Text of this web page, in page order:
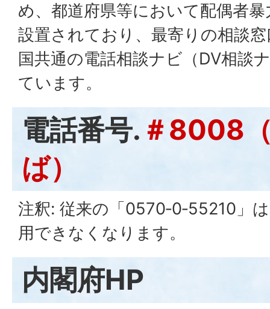
め、都道府県等において配偶者
設置されており、最寄りの相談
国共通の電話相談ナビ（DV相談
ています。
電話番号. ＃8008
ば）
注釈: 従来の「0570‐0‐55210」
用できなくなります。
内閣府HP